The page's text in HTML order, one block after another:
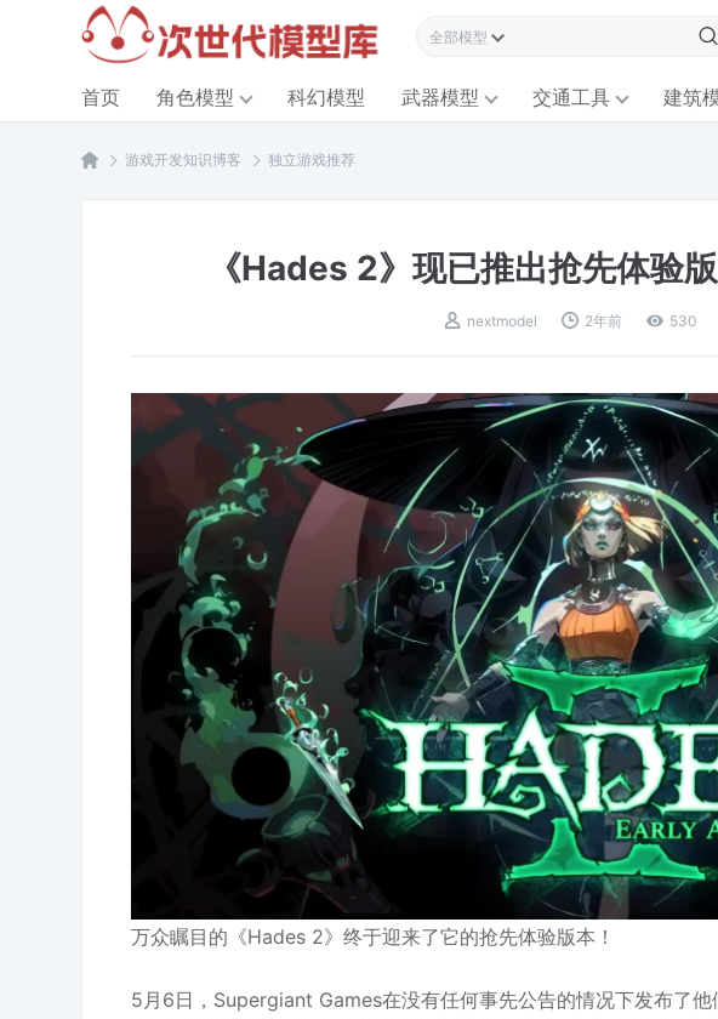
全部模型资源
首页 角色模型 科幻模型 武器模型 交通工具 建筑
游戏开发知识博客 独立游戏推荐
《Hades 2》现已推出抢先体验
nextmodel 2年前 530
万众瞩目的《Hades 2》终于迎来了它的抢先体验版本！
5月6日，Supergiant Games在没有任何事先公告的情况下发布了他